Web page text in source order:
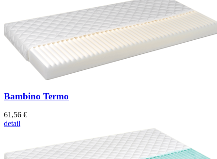
Bambino Termo
61,56 €
detail